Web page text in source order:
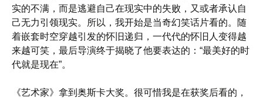
实的不满，而是逃避自己在现实中的失败，又或者承认自
己无力引领现实。所以，我开始是当奇幻笑话片看的。随
着嵌套时空穿越引发的怀旧递归，一代代的怀旧人变得越
来越可笑，最后导演终于揭晓了他要表达的：“最美好的时
代就是现在”。
《艺术家》拿到奥斯卡大奖。很可惜我是在获奖后看的，